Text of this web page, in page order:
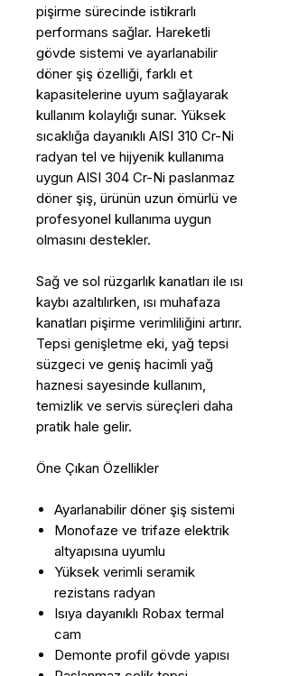
pişirme sürecinde istikrarlı
performans sağlar. Hareketli
gövde sistemi ve ayarlanabilir
döner şiş özelliği, farklı et
kapasitelerine uyum sağlayarak
kullanım kolaylığı sunar. Yüksek
sıcaklığa dayanıklı AISI 310 Cr-Ni
radyan tel ve hijyenik kullanıma
uygun AISI 304 Cr-Ni paslanmaz
döner şiş, ürünün uzun ömürlü ve
profesyonel kullanıma uygun
olmasını destekler.
Sağ ve sol rüzgarlık kanatları ile ısı
kaybı azaltılırken, ısı muhafaza
kanatları pişirme verimliliğini artırır.
Tepsi genişletme eki, yağ tepsi
süzgeci ve geniş hacimli yağ
haznesi sayesinde kullanım,
temizlik ve servis süreçleri daha
pratik hale gelir.
Öne Çıkan Özellikler
Ayarlanabilir döner şiş sistemi
Monofaze ve trifaze elektrik
altyapısına uyumlu
Yüksek verimli seramik
rezistans radyan
Isıya dayanıklı Robax termal
cam
Demonte profil gövde yapısı